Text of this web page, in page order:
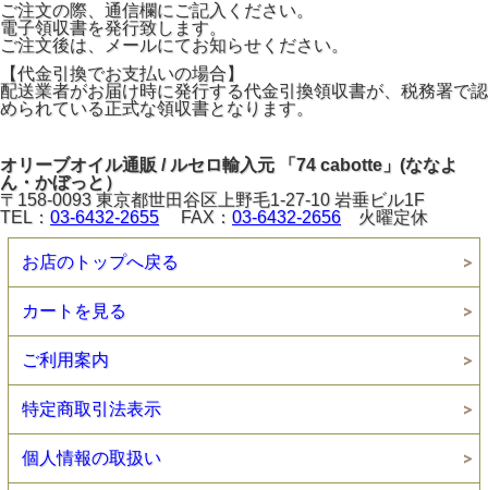
ご注文の際、通信欄にご記入ください。
電子領収書を発行致します。
ご注文後は、メールにてお知らせください。
【代金引換でお支払いの場合】
配送業者がお届け時に発行する代金引換領収書が、税務署で認
められている正式な領収書となります。
オリーブオイル通販 / ルセロ輸入元 「74 cabotte」(ななよ
ん・かぼっと）
〒158-0093 東京都世田谷区上野毛1-27-10 岩垂ビル1F
TEL： 03-6432-2655 FAX： 03-6432-2656 火曜定休
お店のトップへ戻る
カートを見る
ご利用案内
特定商取引法表示
個人情報の取扱い